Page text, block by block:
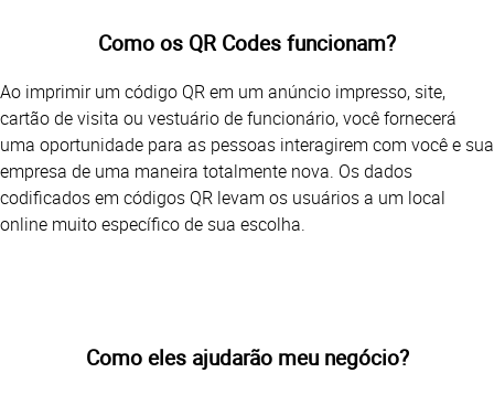
Como os QR Codes funcionam?
Ao imprimir um código QR em um anúncio impresso, site,
cartão de visita ou vestuário de funcionário, você fornecerá
uma oportunidade para as pessoas interagirem com você e sua
empresa de uma maneira totalmente nova. Os dados
codificados em códigos QR levam os usuários a um local
online muito específico de sua escolha.
Como eles ajudarão meu negócio?